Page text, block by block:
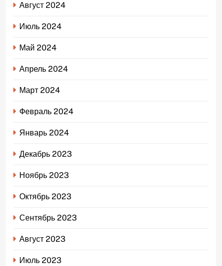
Август 2024
Июль 2024
Май 2024
Апрель 2024
Март 2024
Февраль 2024
Январь 2024
Декабрь 2023
Ноябрь 2023
Октябрь 2023
Сентябрь 2023
Август 2023
Июль 2023